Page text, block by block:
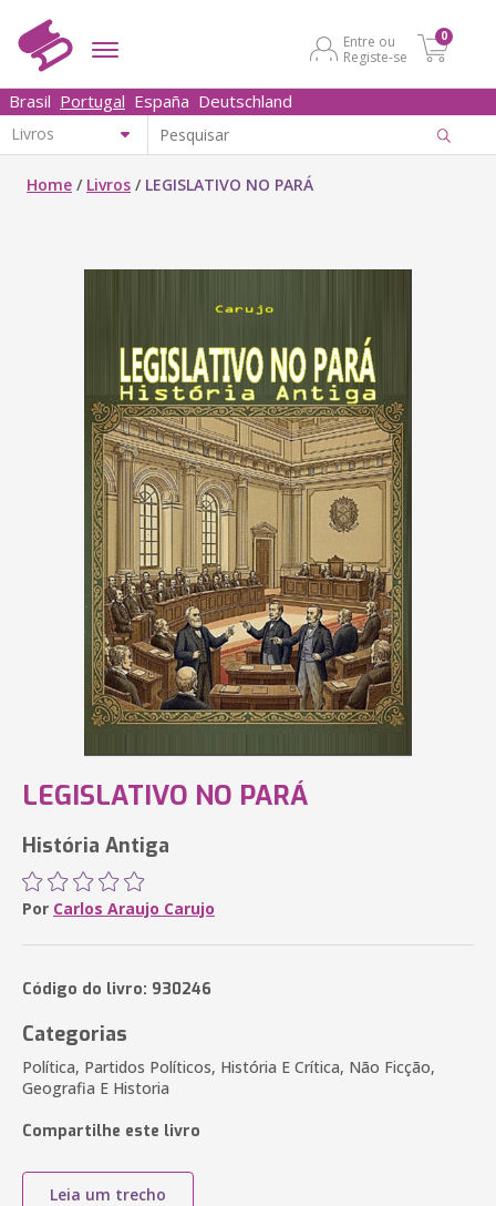
Entre ou
Registe-se
0
Brasil Portugal España Deutschland
Home / Livros / LEGISLATIVO NO PARÁ
LEGISLATIVO NO PARÁ
História Antiga
Por Carlos Araujo Carujo
Código do livro: 930246
Categorias
Política, Partidos Políticos, História E Crítica, Não Ficção,
Geografia E Historia
Compartilhe este livro
Leia um trecho